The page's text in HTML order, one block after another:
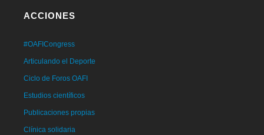
ACCIONES
#OAFICongress
Articulando el Deporte
Ciclo de Foros OAFI
Estudios científicos
Publicaciones propias
Clínica solidaria